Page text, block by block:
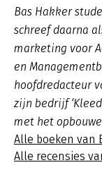
Bas Hakker
schreef daarna
marketing voor
en
hoofdredacteur
zijn bedrijf
met het
Alle boeken van
Alle recensies